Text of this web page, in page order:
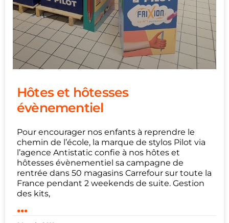
Hôtes et hôtesses
évènementiel
Pour encourager nos enfants à reprendre le
chemin de l’école, la marque de stylos Pilot via
l’agence Antistatic confie à nos hôtes et
hôtesses évènementiel sa campagne de
rentrée dans 50 magasins Carrefour sur toute la
France pendant 2 weekends de suite. Gestion
des kits,
...